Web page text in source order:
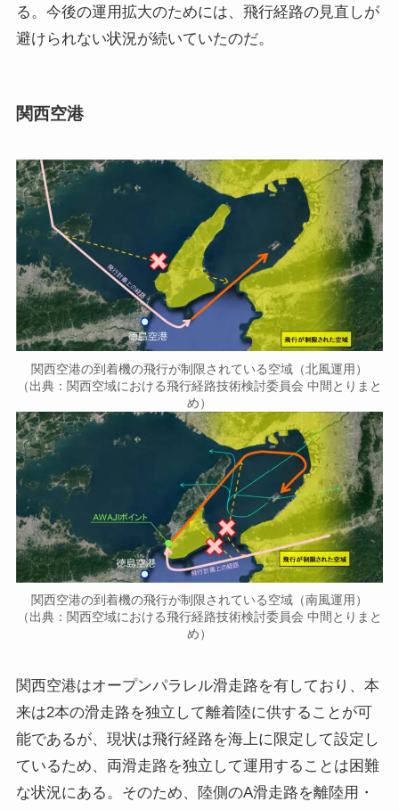
る。今後の運用拡大のためには、飛行経路の見直しが
避けられない状況が続いていたのだ。
関西空港
関西空港の到着機の飛行が制限されている空域（北風運用）
（出典：関西空域における飛行経路技術検討委員会 中間とりまと
め）
関西空港の到着機の飛行が制限されている空域（南風運用）
（出典：関西空域における飛行経路技術検討委員会 中間とりまと
め）
関西空港はオープンパラレル滑走路を有しており、本
来は2本の滑走路を独立して離着陸に供することが可
能であるが、現状は飛行経路を海上に限定して設定し
ているため、両滑走路を独立して運用することは困難
な状況にある。そのため、陸側のA滑走路を離陸用・